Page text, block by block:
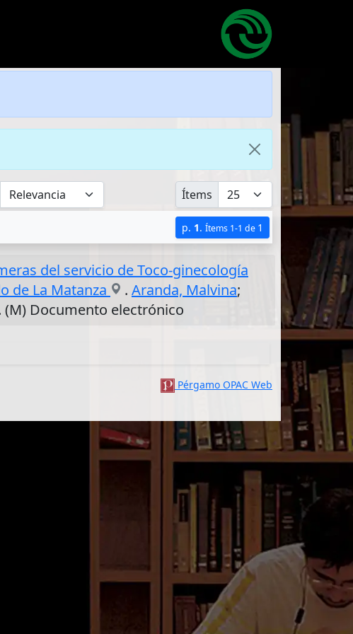
Ítems
p. 1. Ítems 1-1 de 1
del servicio de Toco-ginecología
de La Matanza
. Aranda, Malvina;
(M) Documento electrónico
Pérgamo OPAC Web